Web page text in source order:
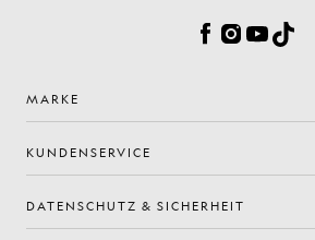
Facebook
Instagram
YouTube
TikTok
MARKE
KUNDENSERVICE
DATENSCHUTZ & SICHERHEIT